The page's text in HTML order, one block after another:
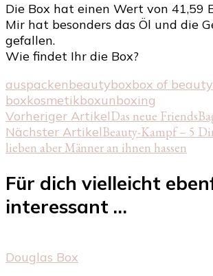
Die Box hat einen Wert von 41,59
Mir hat besonders das Öl und die
gefallen.
Wie findet Ihr die Box?
auspackenbeautyboxbox of beauty
boxkosmetikboxunboxing
Beitragsnavigation
Vorheriger ArtikelDas neue
Nächster ArtikelBeauty-Kampf – 5
lieben aber Männer an ihnen hassen
Für dich vielleicht
interessant …
Douglas Box